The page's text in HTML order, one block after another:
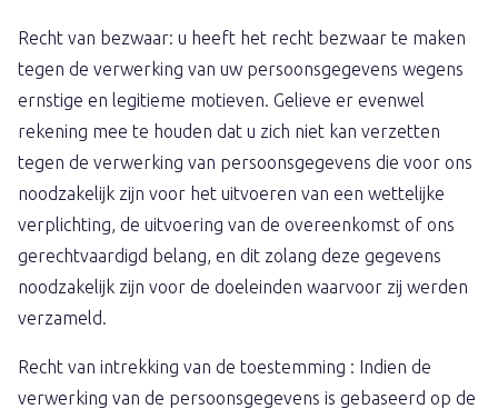
Recht van bezwaar: u heeft het recht bezwaar te maken
tegen de verwerking van uw persoonsgegevens wegens
ernstige en legitieme motieven. Gelieve er evenwel
rekening mee te houden dat u zich niet kan verzetten
tegen de verwerking van persoonsgegevens die voor ons
noodzakelijk zijn voor het uitvoeren van een wettelijke
verplichting, de uitvoering van de overeenkomst of ons
gerechtvaardigd belang, en dit zolang deze gegevens
noodzakelijk zijn voor de doeleinden waarvoor zij werden
verzameld.
Recht van intrekking van de toestemming : Indien de
verwerking van de persoonsgegevens is gebaseerd op de